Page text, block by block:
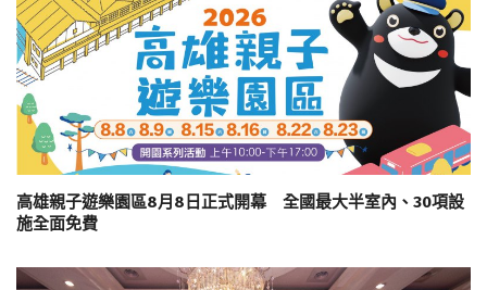
高雄親子遊樂園區8月8日正式開幕 全國最大半室內、30項設
施全面免費